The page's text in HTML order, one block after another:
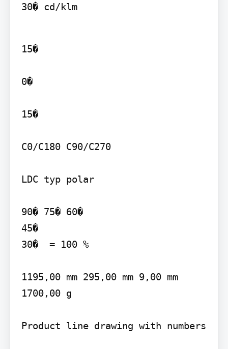
30� cd/klm
15�
0�
15�
C0/C180 C90/C270
LDC typ polar
90� 75� 60�
45�
30�  = 100 %
1195,00 mm 295,00 mm 9,00 mm
1700,00 g
Product line drawing with numbers